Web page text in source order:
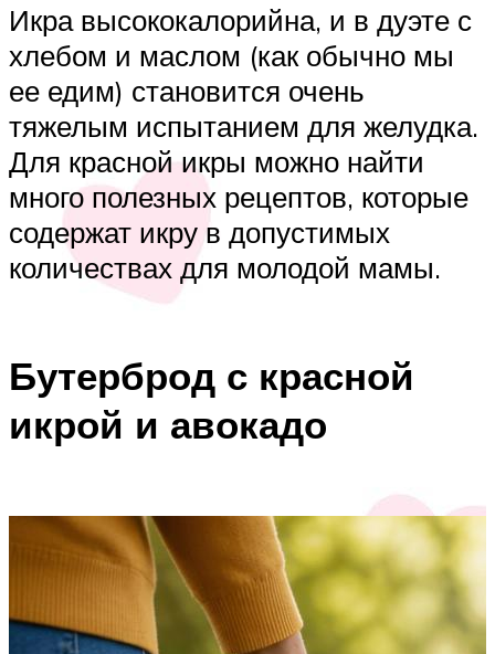
Икра высококалорийна, и в дуэте с
хлебом и маслом (как обычно мы
ее едим) становится очень
тяжелым испытанием для желудка.
Для красной икры можно найти
много полезных рецептов, которые
содержат икру в допустимых
количествах для молодой мамы.
Бутерброд с красной
икрой и авокадо